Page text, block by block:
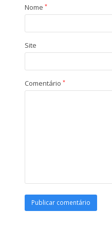
Nome *
Site
Comentário *